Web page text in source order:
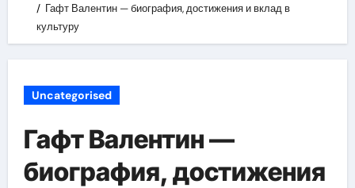
Гафт Валентин — биография, достижения и вклад в
культуру
Uncategorised
Гафт Валентин —
биография, достижения